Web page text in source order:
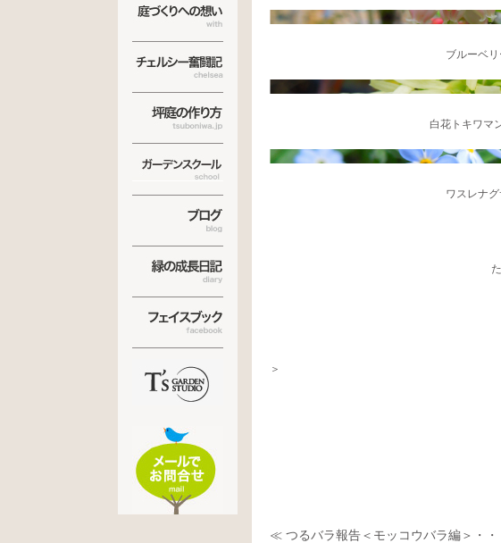
ブルーベリ
白花トキワマ
ワスレナグ
＜今日の誕
＞
≪ つるバラ報告＜モッコウバラ編＞・